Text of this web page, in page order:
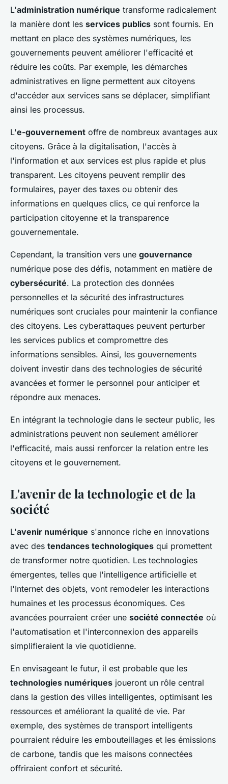
L'administration numérique transforme radicalement
la manière dont les services publics sont fournis. En
mettant en place des systèmes numériques, les
gouvernements peuvent améliorer l'efficacité et
réduire les coûts. Par exemple, les démarches
administratives en ligne permettent aux citoyens
d'accéder aux services sans se déplacer, simplifiant
ainsi les processus.
L'e-gouvernement offre de nombreux avantages aux
citoyens. Grâce à la digitalisation, l'accès à
l'information et aux services est plus rapide et plus
transparent. Les citoyens peuvent remplir des
formulaires, payer des taxes ou obtenir des
informations en quelques clics, ce qui renforce la
participation citoyenne et la transparence
gouvernementale.
Cependant, la transition vers une gouvernance
numérique pose des défis, notamment en matière de
cybersécurité. La protection des données
personnelles et la sécurité des infrastructures
numériques sont cruciales pour maintenir la confiance
des citoyens. Les cyberattaques peuvent perturber
les services publics et compromettre des
informations sensibles. Ainsi, les gouvernements
doivent investir dans des technologies de sécurité
avancées et former le personnel pour anticiper et
répondre aux menaces.
En intégrant la technologie dans le secteur public, les
administrations peuvent non seulement améliorer
l'efficacité, mais aussi renforcer la relation entre les
citoyens et le gouvernement.
L'avenir de la technologie et de la
société
L'avenir numérique s'annonce riche en innovations
avec des tendances technologiques qui promettent
de transformer notre quotidien. Les technologies
émergentes, telles que l'intelligence artificielle et
l'Internet des objets, vont remodeler les interactions
humaines et les processus économiques. Ces
avancées pourraient créer une société connectée où
l'automatisation et l'interconnexion des appareils
simplifieraient la vie quotidienne.
En envisageant le futur, il est probable que les
technologies numériques joueront un rôle central
dans la gestion des villes intelligentes, optimisant les
ressources et améliorant la qualité de vie. Par
exemple, des systèmes de transport intelligents
pourraient réduire les embouteillages et les émissions
de carbone, tandis que les maisons connectées
offriraient confort et sécurité.